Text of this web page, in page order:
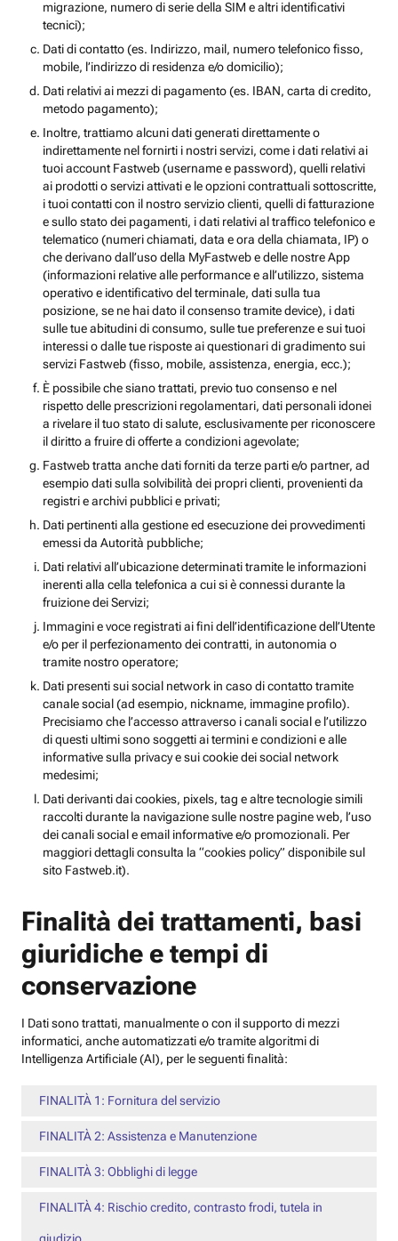
migrazione, numero di serie della SIM e altri identificativi
tecnici);
Dati di contatto (es. Indirizzo, mail, numero telefonico fisso,
mobile, l’indirizzo di residenza e/o domicilio);
Dati relativi ai mezzi di pagamento (es. IBAN, carta di credito,
metodo pagamento);
Inoltre, trattiamo alcuni dati generati direttamente o
indirettamente nel fornirti i nostri servizi, come i dati relativi ai
tuoi account Fastweb (username e password), quelli relativi
ai prodotti o servizi attivati e le opzioni contrattuali sottoscritte,
i tuoi contatti con il nostro servizio clienti, quelli di fatturazione
e sullo stato dei pagamenti, i dati relativi al traffico telefonico e
telematico (numeri chiamati, data e ora della chiamata, IP) o
che derivano dall’uso della MyFastweb e delle nostre App
(informazioni relative alle performance e all’utilizzo, sistema
operativo e identificativo del terminale, dati sulla tua
posizione, se ne hai dato il consenso tramite device), i dati
sulle tue abitudini di consumo, sulle tue preferenze e sui tuoi
interessi o dalle tue risposte ai questionari di gradimento sui
servizi Fastweb (fisso, mobile, assistenza, energia, ecc.);
È possibile che siano trattati, previo tuo consenso e nel
rispetto delle prescrizioni regolamentari, dati personali idonei
a rivelare il tuo stato di salute, esclusivamente per riconoscere
il diritto a fruire di offerte a condizioni agevolate;
Fastweb tratta anche dati forniti da terze parti e/o partner, ad
esempio dati sulla solvibilità dei propri clienti, provenienti da
registri e archivi pubblici e privati;
Dati pertinenti alla gestione ed esecuzione dei provvedimenti
emessi da Autorità pubbliche;
Dati relativi all’ubicazione determinati tramite le informazioni
inerenti alla cella telefonica a cui si è connessi durante la
fruizione dei Servizi;
Immagini e voce registrati ai fini dell’identificazione dell’Utente
e/o per il perfezionamento dei contratti, in autonomia o
tramite nostro operatore;
Dati presenti sui social network in caso di contatto tramite
canale social (ad esempio, nickname, immagine profilo).
Precisiamo che l’accesso attraverso i canali social e l’utilizzo
di questi ultimi sono soggetti ai termini e condizioni e alle
informative sulla privacy e sui cookie dei social network
medesimi;
Dati derivanti dai cookies, pixels, tag e altre tecnologie simili
raccolti durante la navigazione sulle nostre pagine web, l’uso
dei canali social e email informative e/o promozionali. Per
maggiori dettagli consulta la “cookies policy” disponibile sul
sito Fastweb.it).
Finalità dei trattamenti, basi
giuridiche e tempi di
conservazione
I Dati sono trattati, manualmente o con il supporto di mezzi
informatici, anche automatizzati e/o tramite algoritmi di
Intelligenza Artificiale (AI), per le seguenti finalità:
FINALITÀ 1: Fornitura del servizio
FINALITÀ 2: Assistenza e Manutenzione
FINALITÀ 3: Obblighi di legge
FINALITÀ 4: Rischio credito, contrasto frodi, tutela in